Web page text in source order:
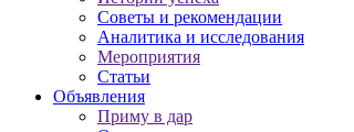
Советы и рекомендации
Аналитика и исследования
Мероприятия
Статьи
Объявления
Приму в дар